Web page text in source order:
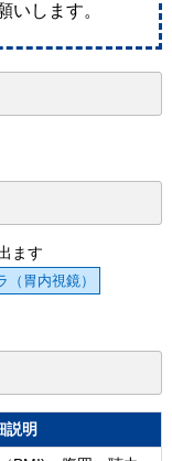
いします。
ます
（胃内視鏡）
説明